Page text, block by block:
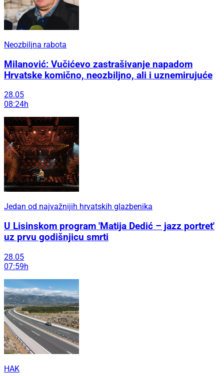
Neozbiljna rabota
Milanović: Vučićevo zastrašivanje napadom
Hrvatske komično, neozbiljno, ali i uznemirujuće
28.05
08:24h
Jedan od najvažnijih hrvatskih glazbenika
U Lisinskom program 'Matija Dedić – jazz portret'
uz prvu godišnjicu smrti
28.05
07:59h
HAK